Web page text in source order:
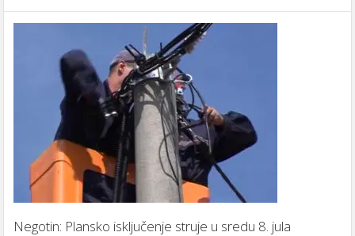
Negotin: Plansko isključenje struje u sredu 8. jula